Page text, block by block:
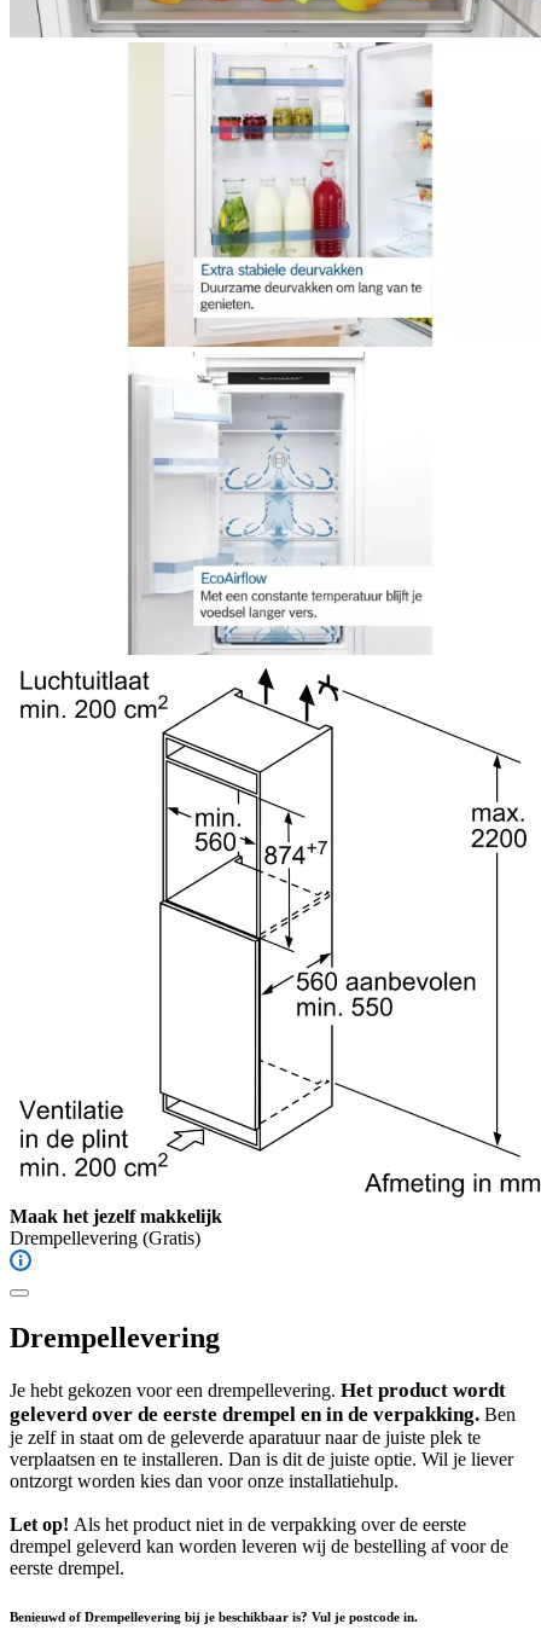
Maak het jezelf makkelijk
Drempellevering (Gratis)
Drempellevering
Je hebt gekozen voor een drempellevering. Het product wordt
geleverd over de eerste drempel en in de verpakking. Ben
je zelf in staat om de geleverde aparatuur naar de juiste plek te
verplaatsen en te installeren. Dan is dit de juiste optie. Wil je liever
ontzorgt worden kies dan voor onze installatiehulp.
Let op! Als het product niet in de verpakking over de eerste
drempel geleverd kan worden leveren wij de bestelling af voor de
eerste drempel.
Benieuwd of Drempellevering bij je beschikbaar is? Vul je postcode in.